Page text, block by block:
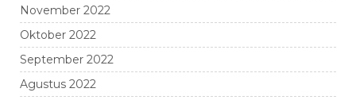
November 2022
Oktober 2022
September 2022
Agustus 2022